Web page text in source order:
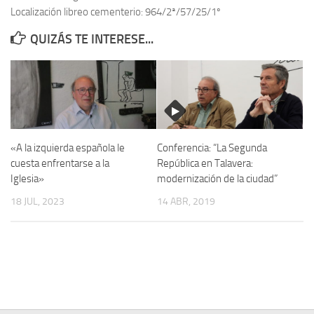
Memoria Histórica
Investigación previa de la represión en Talavera de la Reina (1937-
1947).
Informe Represión en Toledo 1936-1947 | Buscador
Informe de la fosa de abril de 1939 de Tembleque
Enciclopedia Republicana
Militantes históricos IR
Personajes republicanos
Localización libreo cementerio: 964/2ª/57/25/1º
QUIZÁS TE INTERESE...
«A la izquierda española le
cuesta enfrentarse a la
Iglesia»
18 JUL, 2023
Conferencia: “La Segunda
República en Talavera:
modernización de la ciudad”
14 ABR, 2019